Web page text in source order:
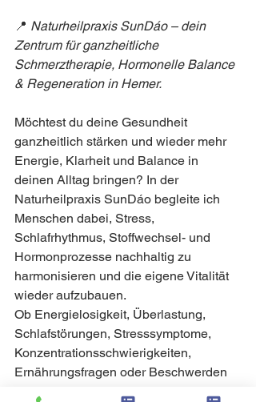
📍 Naturheilpraxis SunDáo – dein
Zentrum für ganzheitliche
Schmerztherapie, Hormonelle Balance
& Regeneration in Hemer.
Möchtest du deine Gesundheit
ganzheitlich stärken und wieder mehr
Energie, Klarheit und Balance in
deinen Alltag bringen? In der
Naturheilpraxis SunDáo begleite ich
Menschen dabei, Stress,
Schlafrhythmus, Stoffwechsel- und
Hormonprozesse nachhaltig zu
harmonisieren und die eigene Vitalität
wieder aufzubauen.
Ob Energielosigkeit, Überlastung,
Schlafstörungen, Stresssymptome,
Konzentrationsschwierigkeiten,
Ernährungsfragen oder Beschwerden